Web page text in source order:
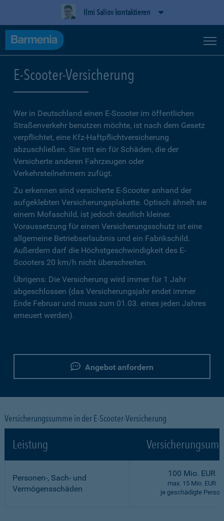
Ilmi Saliov kontaktieren
E-Scooter-Versicherung
Wer in Deutschland einen E-Scooter im öffentlichen
Straßenverkehr benutzen möchte, ist nach dem Gesetz
verpflichtet, eine Kfz-Haftpflichtversicherung
abzuschließen. Sie tritt ein für Schäden, die der
Versicherte anderen Fahrzeugen oder
Verkehrsteilnehmern zufügt.
Zu erkennen sind versicherte E-Scooter anhand der
aufgeklebten Versicherungsplakette. Optisch ähnelt sie
einem Mofaschild, ist jedoch deutlich kleiner.
Voraussetzung für einen Versicherungsschutz ist eine
allgemeine Betriebserlaubnis und ein Fabrikschild.
Außerdem darf die Höchstgeschwindigkeit des E-
Scooters 20 km/h nicht überschreiten.
Übrigens: Die Versicherung wird immer für 1 Jahr
abgeschlossen (das Versicherungsjahr endet immer
Ende Februar und muss zum 01.03. eines jeden Jahres
erneuert werden).
Angebot anfordern
Versicherungssumme in der E-Scooter-Versicherung
Leistung
Personen-, Sach- und
Vermögensschäden
100 Mio. EUR
max. 15 Mio. EUR
je geschädigte Person